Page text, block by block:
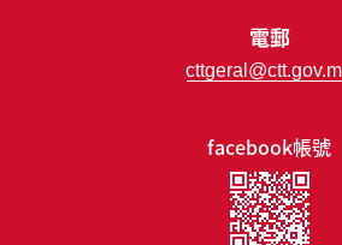
facebook帳號
電郵